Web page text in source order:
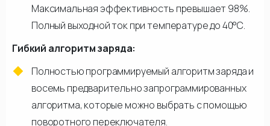
Максимальная эффективность превышает 98%.
Полный выходной ток при температуре до 40°C.
Гибкий алгоритм заряда:
Полностью программируемый алгоритм заряда и
восемь предварительно запрограммированных
алгоритма, которые можно выбрать с помощью
поворотного переключателя.